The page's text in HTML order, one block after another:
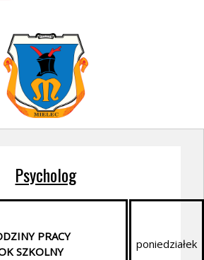
Psycholog
PRACY
SZKOLNY
poniedziałek